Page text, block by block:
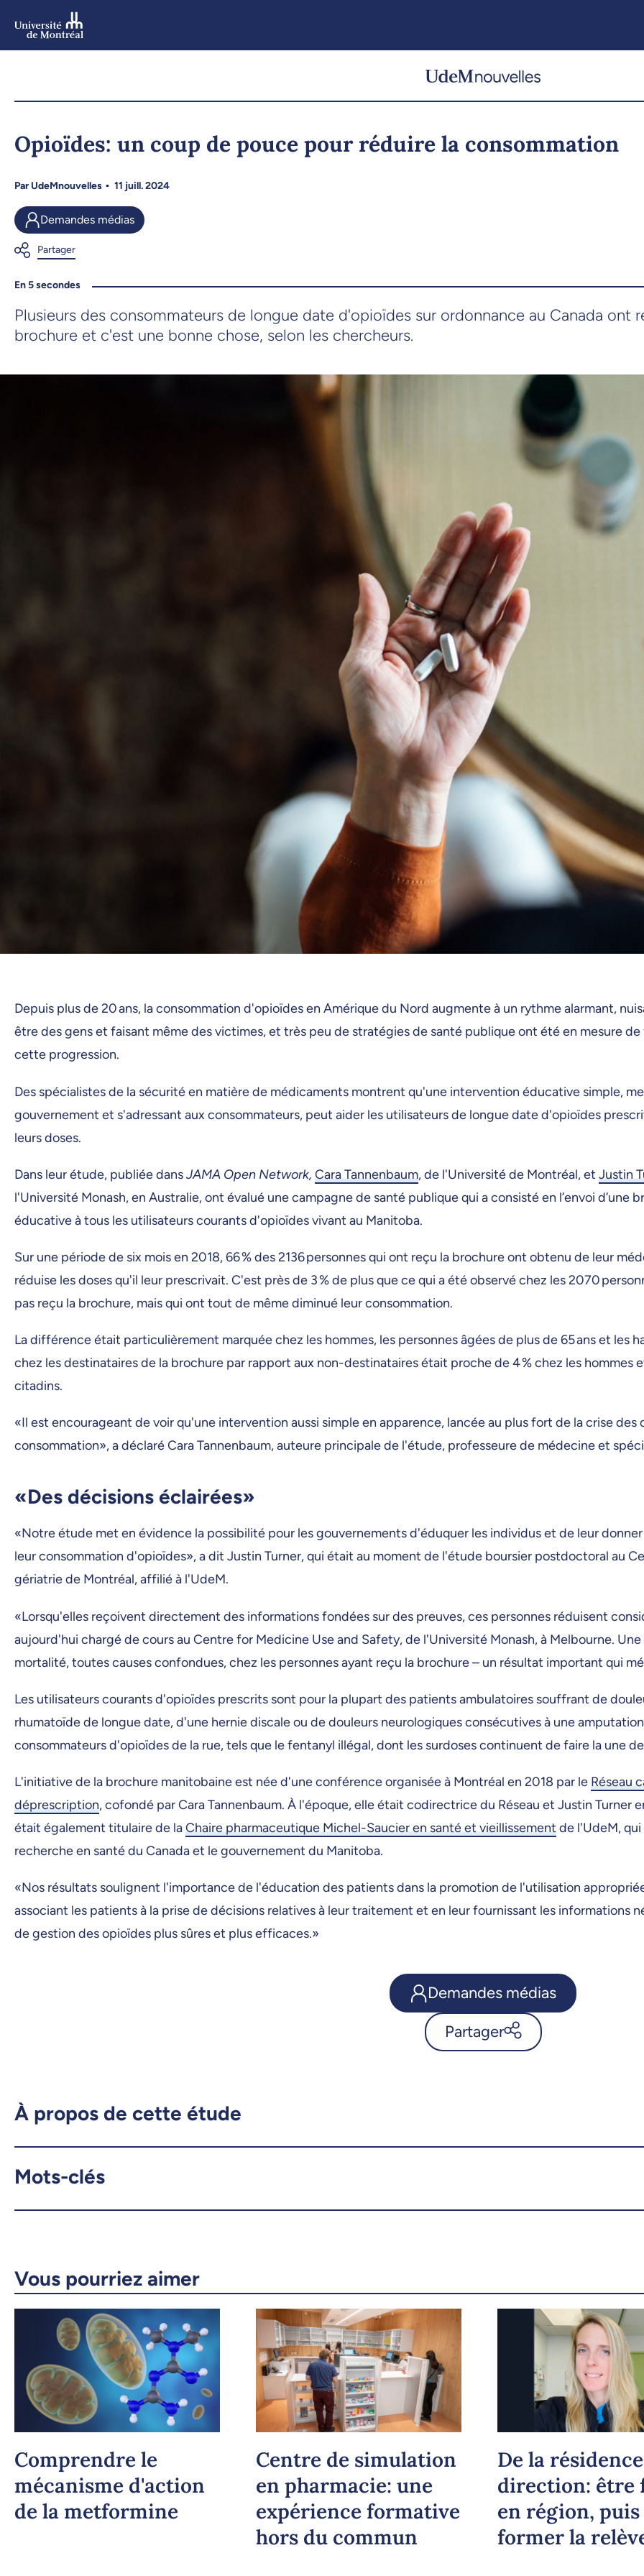
Opioïdes: un coup de pouce pour réduire la consommation
ParUdeMnouvelles 11 juill. 2024
Demandes médias
En 5 secondes
Plusieurs des consommateurs de longue date d'opioïdes sur ordonnance au Canada ont
brochure et c'est une bonne chose, selon les chercheurs.
Depuis plus de 20 ans, la consommation d'opioïdes en Amérique du Nord augmente à un rythme alarmant,
être des gens et faisant même des victimes, et très peu de stratégies de santé publique ont été en mesure
cette progression.
Des spécialistes de la sécurité en matière de médicaments montrent qu'une intervention éducative simple,
gouvernement et s'adressant aux consommateurs, peut aider les utilisateurs de longue date d'opioïdes
leurs doses.
Dans leur étude, publiée dansJAMA Open Network, Cara Tannenbaum, de l'Université de Montréal, et Justin
l'Université Monash, en Australie, ont évalué une campagne de santé publique qui a consisté en l’envoi d’une
éducative à tous les utilisateurs courants d'opioïdes vivant au Manitoba.
Sur une période de six mois en 2018, 66 % des 2136 personnes qui ont reçu la brochure ont obtenu de leur
réduise les doses qu'il leur prescrivait. C'est près de 3 % de plus que ce qui a été observé chez les 2070
pas reçu la brochure, mais qui ont tout de même diminué leur consommation.
La différence était particulièrement marquée chez les hommes, les personnes âgées de plus de 65 ans et les
chez les destinataires de la brochure par rapport aux non-destinataires était proche de 4 % chez les hommes
citadins.
«Il est encourageant de voir qu'une intervention aussi simple en apparence, lancée au plus fort de la crise des
consommation», a déclaré Cara Tannenbaum, auteure principale de l'étude, professeure de médecine et
«Des décisions éclairées»
«Notre étude met en évidence la possibilité pour les gouvernements d'éduquer les individus et de leur
leur consommation d'opioïdes», a dit Justin Turner, qui était au moment de l'étude boursier postdoctoral au
gériatrie de Montréal, affilié à l'UdeM.
«Lorsqu'elles reçoivent directement des informations fondées sur des preuves, ces personnes réduisent
aujourd'hui chargé de cours au Centre for Medicine Use and Safety, de l'Université Monash, à Melbourne.
mortalité, toutes causes confondues, chez les personnes ayant reçu la brochure – un résultat important qui
Les utilisateurs courants d'opioïdes prescrits sont pour la plupart des patients ambulatoires souffrant de
rhumatoïde de longue date, d'une hernie discale ou de douleurs neurologiques consécutives à une
consommateurs d'opioïdes de la rue, tels que le fentanyl illégal, dont les surdoses continuent de faire la une
L'initiative de la brochure manitobaine est née d'une conférence organisée à Montréal en 2018 par le Réseau
déprescription, cofondé par Cara Tannenbaum. À l'époque, elle était codirectrice du Réseau et Justin Turner
était également titulaire de laChaire pharmaceutique Michel-Saucier en santé et vieillissementde l'UdeM,
recherche en santé du Canada et le gouvernement du Manitoba.
«Nos résultats soulignent l'importance de l'éducation des patients dans la promotion de l'utilisation
associant les patients à la prise de décisions relatives à leur traitement et en leur fournissant les informations
de gestion des opioïdes plus sûres et plus efficaces.»
Demandes médias
Partager
X.com Facebook
À propos de cette étude
Mots-clés
Vous pourriez aimer
Comprendre le
mécanisme d'action
de la metformine
Centre de simulation
en pharmacie: une
expérience formative
hors du commun
De la
direction: être
en région, puis
former la